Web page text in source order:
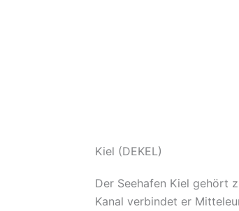
Kiel (DEKEL)
Der Seehafen Kiel gehört
Kanal verbindet er